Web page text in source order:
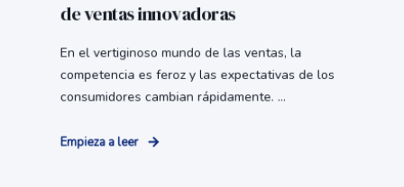
de ventas innovadoras
En el vertiginoso mundo de las ventas, la
competencia es feroz y las expectativas de los
consumidores cambian rápidamente. ...
Empieza a leer